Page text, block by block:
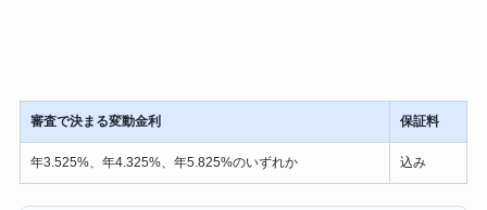
審査で決まる変動金利 保証料
年3.525%、年4.325%、年5.825%のいずれか 込み